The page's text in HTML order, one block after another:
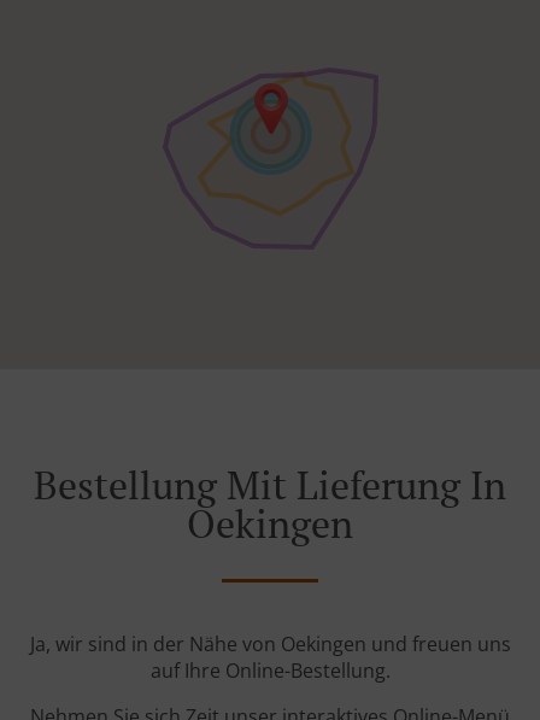
Bestellung Mit Lieferung In
Oekingen
Ja, wir sind in der Nähe von Oekingen und freuen uns
auf Ihre Online-Bestellung.